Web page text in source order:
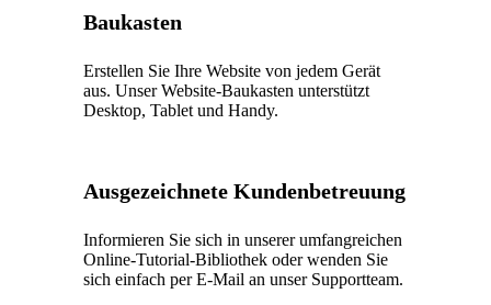
Baukasten
Erstellen Sie Ihre Website von jedem Gerät
aus. Unser Website-Baukasten unterstützt
Desktop, Tablet und Handy.
Ausgezeichnete Kundenbetreuung
Informieren Sie sich in unserer umfangreichen
Online-Tutorial-Bibliothek oder wenden Sie
sich einfach per E-Mail an unser Supportteam.